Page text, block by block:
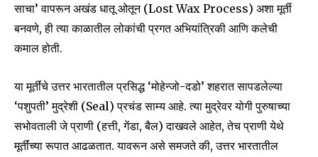
साचा’ वापरून अखंड धातू ओतून (Lost Wax Process) अशा मूर्ती
बनवणे, ही त्या काळातील लोकांची प्रगत अभियांत्रिकी आणि कलेची
कमाल होती.
या मूर्तींचे उत्तर भारतातील प्रसिद्ध ‘मोहेन्जो-दडो’ शहरात सापडलेल्या
‘पशुपती’ मुद्रेशी (Seal) प्रचंड साम्य आहे. त्या मुद्रेवर योगी पुरुषाच्या
सभोवताली जे प्राणी (हत्ती, गेंडा, बैल) दाखवले आहेत, तेच प्राणी येथे
मूर्तींच्या रूपात आढळतात. यावरून असे समजते की, उत्तर भारतातील